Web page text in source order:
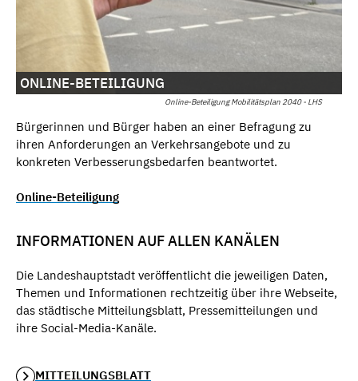
Online-Beteiligung Mobilitätsplan 2040 - LHS
ONLINE-BETEILIGUNG
Bürgerinnen und Bürger haben an einer Befragung zu
ihren Anforderungen an Verkehrsangebote und zu
konkreten Verbesserungsbedarfen beantwortet.
Online-Beteiligung
INFORMATIONEN AUF ALLEN KANÄLEN
Die Landeshauptstadt veröffentlicht die jeweiligen Daten,
Themen und Informationen rechtzeitig über ihre Webseite,
das städtische Mitteilungsblatt, Pressemitteilungen und
ihre Social-Media-Kanäle.
MITTEILUNGSBLATT